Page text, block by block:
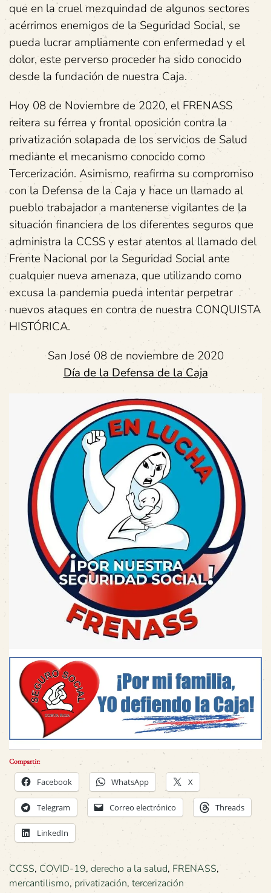
que en la cruel mezquindad de algunos sectores
acérrimos enemigos de la Seguridad Social, se
pueda lucrar ampliamente con enfermedad y el
dolor, este perverso proceder ha sido conocido
desde la fundación de nuestra Caja.
Hoy 08 de Noviembre de 2020, el FRENASS
reitera su férrea y frontal oposición contra la
privatización solapada de los servicios de Salud
mediante el mecanismo conocido como
Tercerización. Asimismo, reafirma su compromiso
con la Defensa de la Caja y hace un llamado al
pueblo trabajador a mantenerse vigilantes de la
situación financiera de los diferentes seguros que
administra la CCSS y estar atentos al llamado del
Frente Nacional por la Seguridad Social ante
cualquier nueva amenaza, que utilizando como
excusa la pandemia pueda intentar perpetrar
nuevos ataques en contra de nuestra CONQUISTA
HISTÓRICA.
San José 08 de noviembre de 2020
Día de la Defensa de la Caja
Compartir:
Facebook WhatsApp X
Telegram Correo electrónico Threads
LinkedIn
CCSS, COVID-19, derecho a la salud, FRENASS,
mercantilismo,privatización, tercerización